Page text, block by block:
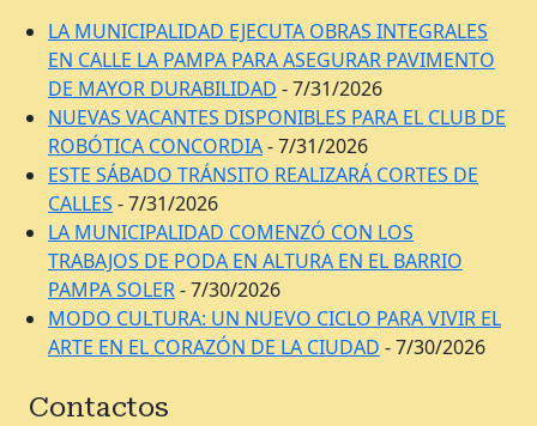
LA MUNICIPALIDAD EJECUTA OBRAS INTEGRALES
EN CALLE LA PAMPA PARA ASEGURAR PAVIMENTO
DE MAYOR DURABILIDAD - 7/31/2026
NUEVAS VACANTES DISPONIBLES PARA EL CLUB DE
ROBÓTICA CONCORDIA- 7/31/2026
ESTE SÁBADO TRÁNSITO REALIZARÁ CORTES DE
CALLES - 7/31/2026
LA MUNICIPALIDAD COMENZÓ CON LOS
TRABAJOS DE PODA EN ALTURA EN EL BARRIO
PAMPA SOLER- 7/30/2026
MODO CULTURA: UN NUEVO CICLO PARA VIVIR EL
ARTE EN EL CORAZÓN DE LA CIUDAD - 7/30/2026
Contactos